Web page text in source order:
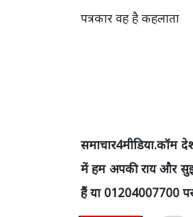
पत्रकार वह है कहलाता
समाचार4मीडिया.कॉम
में हम अपकी राय और
हैं या 01204007700